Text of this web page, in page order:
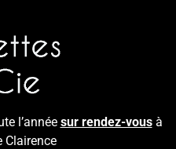
l’année sur rendez-vousà
Clairence